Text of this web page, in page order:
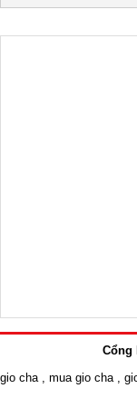
Cổng
gio cha, mua gio cha,